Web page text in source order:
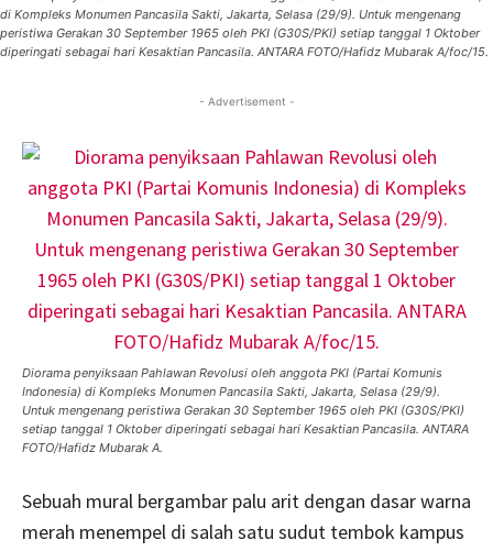
di Kompleks Monumen Pancasila Sakti, Jakarta, Selasa (29/9). Untuk mengenang
peristiwa Gerakan 30 September 1965 oleh PKI (G30S/PKI) setiap tanggal 1 Oktober
diperingati sebagai hari Kesaktian Pancasila. ANTARA FOTO/Hafidz Mubarak A/foc/15.
- Advertisement -
Diorama penyiksaan Pahlawan Revolusi oleh anggota PKI (Partai Komunis
Indonesia) di Kompleks Monumen Pancasila Sakti, Jakarta, Selasa (29/9).
Untuk mengenang peristiwa Gerakan 30 September 1965 oleh PKI (G30S/PKI)
setiap tanggal 1 Oktober diperingati sebagai hari Kesaktian Pancasila. ANTARA
FOTO/Hafidz Mubarak A.
Sebuah mural bergambar palu arit dengan dasar warna
merah menempel di salah satu sudut tembok kampus